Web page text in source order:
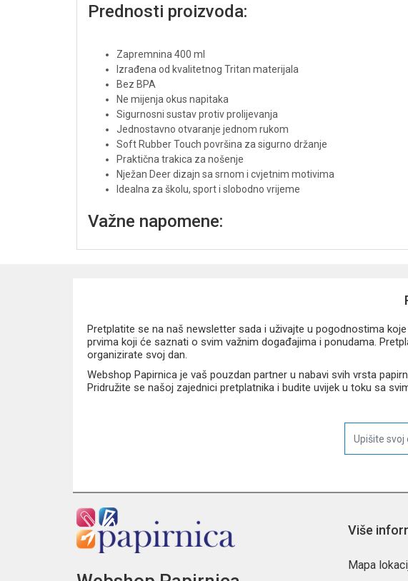
Prednosti proizvoda:
Zapremnina 400 ml
Izrađena od kvalitetnog Tritan materijala
Bez BPA
Ne mijenja okus napitaka
Sigurnosni sustav protiv prolijevanja
Jednostavno otvaranje jednom rukom
Soft Rubber Touch površina za sigurno držanje
Praktična trakica za nošenje
Nježan Deer dizajn sa srnom i cvjetnim motivima
Idealna za školu, sport i slobodno vrijeme
Važne napomene:
Dimenzije i kapacitet:
Kapacitet: 400 ml
Pretplatite se na naš newsletter sada i uživajte u pogodnostima
prvima koji će saznati o svim važnim događajima i ponudama.
organizirate svoj dan.
Webshop Papirnica je vaš pouzdan partner u nabavi svih vrsta
Pridružite se našoj zajednici pretplatnika i budite uvijek u toku sa
Više
Mapa